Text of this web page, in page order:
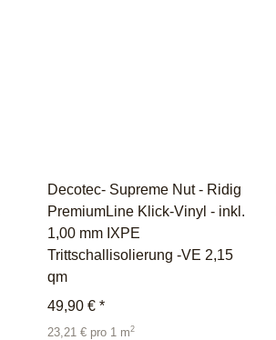
Decotec- Supreme Nut - Ridig
PremiumLine Klick-Vinyl - inkl.
1,00 mm IXPE
Trittschallisolierung -VE 2,15
qm
49,90 € *
23,21 € pro 1 m2